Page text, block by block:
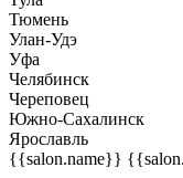
Тюмень
Улан-Удэ
Уфа
Челябинск
Череповец
Южно-Сахалинск
Ярославль
{{salon.name}}